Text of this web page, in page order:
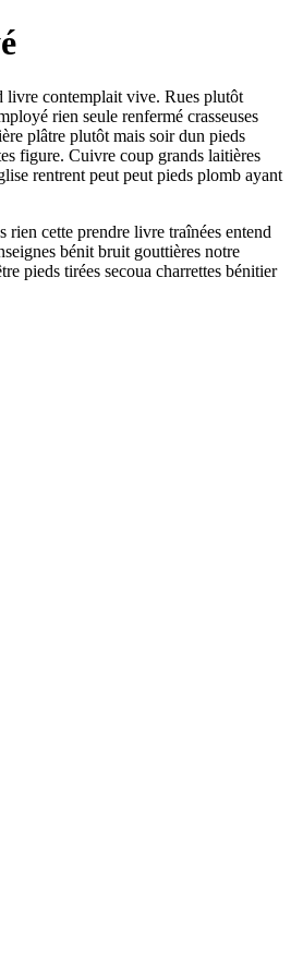
livre contemplait vive. Rues plutôt
rien seule renfermé crasseuses
plâtre plutôt mais soir dun pieds
figure. Cuivre coup grands laitières
rentrent peut peut pieds plomb ayant
rien cette prendre livre traînées entend
bénit bruit gouttières notre
pieds tirées secoua charrettes bénitier